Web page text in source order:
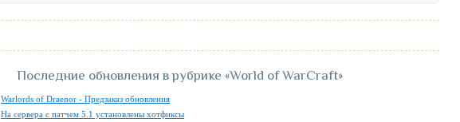
Последние обновления в рубрике «World of WarCraft»
Warlords of Draenor - Предзаказ обновления
На сервера с патчем 5.1 установлены хотфиксы